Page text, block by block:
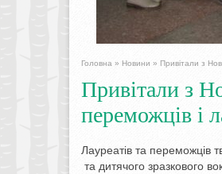
Головна » Новини » Привітали з
Привітали з
переможців і
Лауреатів та переможців
та дитячого зразкового